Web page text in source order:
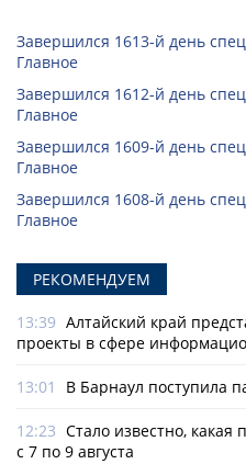
Завершился 1613-й день
Главное
Завершился 1612-й день
Главное
Завершился 1609-й день
Главное
Завершился 1608-й день
Главное
РЕКОМЕНДУЕМ
13:39 Алтайский край
проекты в сфере
13:01 В Барнаул поступила
12:23 Стало известно, какая
с 7 по 9 августа